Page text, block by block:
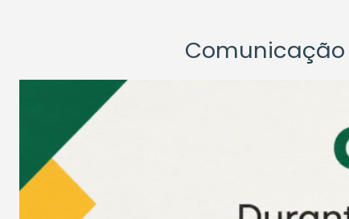
Comunicação